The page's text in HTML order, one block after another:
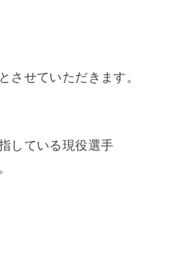
させていただきます。
している現役選手